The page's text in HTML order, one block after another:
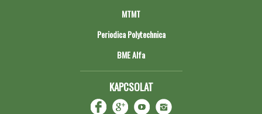
MTMT
Periodica Polytechnica
BME Alfa
KAPCSOLAT